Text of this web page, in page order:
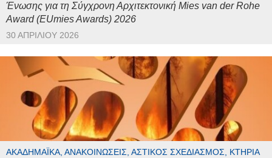
Ένωσης για τη Σύγχρονη Αρχιτεκτονική Mies van der Rohe
Award (EUmies Awards) 2026
30 ΑΠΡΙΛΊΟΥ 2026
ΑΚΑΔΗΜΑΪΚΆ, ΑΝΑΚΟΙΝΏΣΕΙΣ, ΑΣΤΙΚΌΣ ΣΧΕΔΙΑΣΜΌΣ, ΚΤΉΡΙΑ